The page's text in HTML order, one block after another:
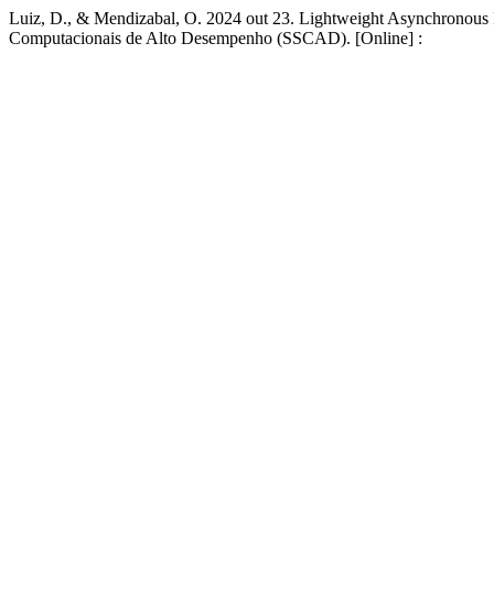
Luiz, D., & Mendizabal, O. 2024 out 23. Lightweight Asynchronous
Computacionais de Alto Desempenho (SSCAD). [Online] :